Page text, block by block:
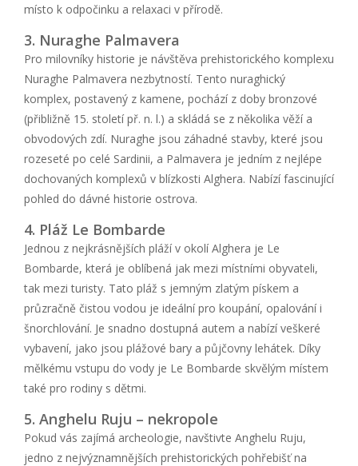
místo k odpočinku a relaxaci v přírodě.
3. Nuraghe Palmavera
Pro milovníky historie je návštěva prehistorického komplexu
Nuraghe Palmavera nezbytností. Tento nuraghický
komplex, postavený z kamene, pochází z doby bronzové
(přibližně 15. století př. n. l.) a skládá se z několika věží a
obvodových zdí. Nuraghe jsou záhadné stavby, které jsou
rozeseté po celé Sardinii, a Palmavera je jedním z nejlépe
dochovaných komplexů v blízkosti Alghera. Nabízí fascinující
pohled do dávné historie ostrova.
4. Pláž Le Bombarde
Jednou z nejkrásnějších pláží v okolí Alghera je Le
Bombarde, která je oblíbená jak mezi místními obyvateli,
tak mezi turisty. Tato pláž s jemným zlatým pískem a
průzračně čistou vodou je ideální pro koupání, opalování i
šnorchlování. Je snadno dostupná autem a nabízí veškeré
vybavení, jako jsou plážové bary a půjčovny lehátek. Díky
mělkému vstupu do vody je Le Bombarde skvělým místem
také pro rodiny s dětmi.
5. Anghelu Ruju – nekropole
Pokud vás zajímá archeologie, navštivte Anghelu Ruju,
jedno z nejvýznamnějších prehistorických pohřebišť na